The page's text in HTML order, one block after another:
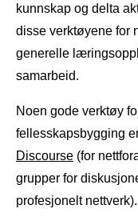
kunnskap og delta
disse verktøyene for
generelle
samarbeid.
Noen gode verktøy
fellesskapsbygging
Discourse (for
grupper for
profesjonelt nettverk).